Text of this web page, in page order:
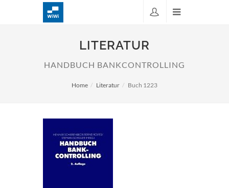
LITERATUR
HANDBUCH BANKCONTROLLING
Home Literatur Buch 1223